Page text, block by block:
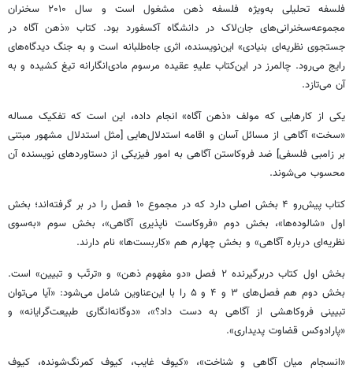
فلسفه تحلیلی به‌ویژه فلسفه ذهن مشغول است و سال ۲۰۱۰ سخنران
مجموعه‌سخنرانی‌های جان‌لاک در دانشگاه آکسفورد بود. کتاب «ذهن آگاه در
جستجوی نظریه‌ای بنیادی» این‌نویسنده، اثری جاه‌طلبانه است و به جنگ دیدگاه‌های
رایج می‌رود. چالمرز در این‌کتاب علیهِ عقیده‌ مرسوم مادی‌انگارانه تیغ کشیده و به
آن می‌تازد.
یکی از کارهایی که مولف «ذهن آگاه» انجام داده، این است که تفکیک مساله
«سخت» آگاهی از مسائل آسان و اقامه استدلال‌هایی [مثل استدلال مشهور مبتنی
بر زامبی فلسفی] ضد فروکاستن آگاهی به امور فیزیکی از دستاوردهای نویسنده آن
محسوب می‌شوند.
کتاب پیش‌رو ۴ بخش اصلی دارد که در مجموع ۱۰ فصل را در بر گرفته‌اند؛ بخش
اول «شالوده‌ها»، بخش دوم «فروکاست ناپذیری آگاهی»، بخش سوم «به‌سوی
نظریه‌ای درباره آگاهی» و بخش چهارم هم «کاربست‌ها» نام دارند.
بخش اول کتاب دربرگیرنده ۲ فصل «دو مفهوم ذهن» و «ترتّب و تبیین» است.
بخش دوم هم فصل‌های ۳ و ۴ و ۵ را با این‌عناوین شامل می‌شود: «آیا می‌توان
تبیینی فروکاهشی از آگاهی به دست داد؟»، «دوگانه‌انگاری طبیعت‌گرایانه» و
«پارادوکس قضاوت پدیداری».
«انسجام میان آگاهی و شناخت»، «کیوف غایب، کیوف کمرنگ‌شونده، کیوف